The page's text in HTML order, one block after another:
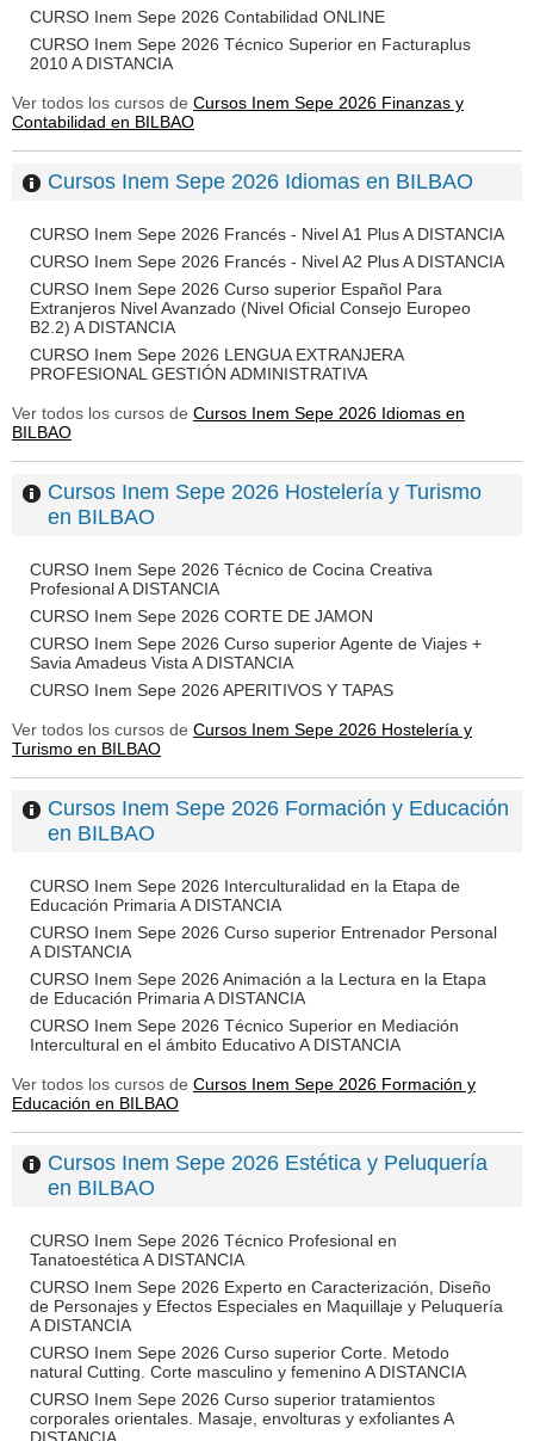
CURSO Inem Sepe 2026 Contabilidad ONLINE
CURSO Inem Sepe 2026 Técnico Superior en Facturaplus
2010 A DISTANCIA
Ver todos los cursos de Cursos Inem Sepe 2026 Finanzas y
Contabilidad en BILBAO
Cursos Inem Sepe 2026 Idiomas en BILBAO
CURSO Inem Sepe 2026 Francés - Nivel A1 Plus A DISTANCIA
CURSO Inem Sepe 2026 Francés - Nivel A2 Plus A DISTANCIA
CURSO Inem Sepe 2026 Curso superior Español Para
Extranjeros Nivel Avanzado (Nivel Oficial Consejo Europeo
B2.2) A DISTANCIA
CURSO Inem Sepe 2026 LENGUA EXTRANJERA
PROFESIONAL GESTIÓN ADMINISTRATIVA
Ver todos los cursos de Cursos Inem Sepe 2026 Idiomas en
BILBAO
Cursos Inem Sepe 2026 Hostelería y Turismo
en BILBAO
CURSO Inem Sepe 2026 Técnico de Cocina Creativa
Profesional A DISTANCIA
CURSO Inem Sepe 2026 CORTE DE JAMON
CURSO Inem Sepe 2026 Curso superior Agente de Viajes +
Savia Amadeus Vista A DISTANCIA
CURSO Inem Sepe 2026 APERITIVOS Y TAPAS
Ver todos los cursos de Cursos Inem Sepe 2026 Hostelería y
Turismo en BILBAO
Cursos Inem Sepe 2026 Formación y Educación
en BILBAO
CURSO Inem Sepe 2026 Interculturalidad en la Etapa de
Educación Primaria A DISTANCIA
CURSO Inem Sepe 2026 Curso superior Entrenador Personal
A DISTANCIA
CURSO Inem Sepe 2026 Animación a la Lectura en la Etapa
de Educación Primaria A DISTANCIA
CURSO Inem Sepe 2026 Técnico Superior en Mediación
Intercultural en el ámbito Educativo A DISTANCIA
Ver todos los cursos de Cursos Inem Sepe 2026 Formación y
Educación en BILBAO
Cursos Inem Sepe 2026 Estética y Peluquería
en BILBAO
CURSO Inem Sepe 2026 Técnico Profesional en
Tanatoestética A DISTANCIA
CURSO Inem Sepe 2026 Experto en Caracterización, Diseño
de Personajes y Efectos Especiales en Maquillaje y Peluquería
A DISTANCIA
CURSO Inem Sepe 2026 Curso superior Corte. Metodo
natural Cutting. Corte masculino y femenino A DISTANCIA
CURSO Inem Sepe 2026 Curso superior tratamientos
corporales orientales. Masaje, envolturas y exfoliantes A